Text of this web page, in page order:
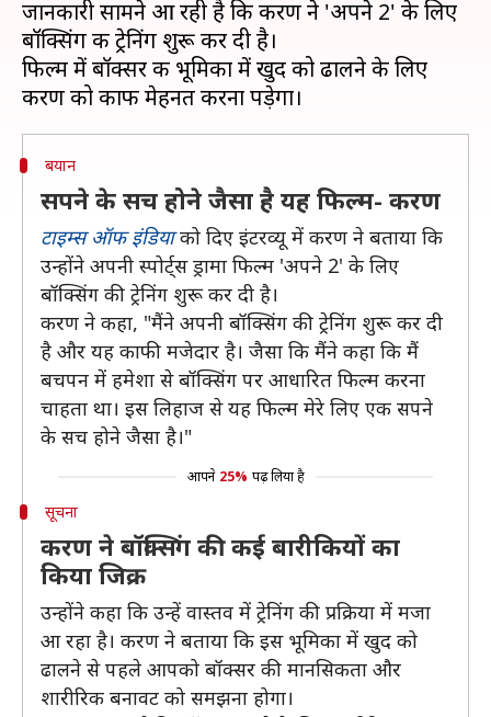
जानकारी सामने आ रही है कि करण ने 'अपने 2' के लिए
बॉक्सिंग की ट्रेनिंग शुरू कर दी है।
फिल्म में बॉक्सर की भूमिका में खुद को ढालने के लिए
बयान
सपने के सच होने जैसा है यह फिल्म- करण
टाइम्स ऑफ इंडियाको दिए इंटरव्यू में करण ने बताया कि
उन्होंने अपनी स्पोर्ट्स ड्रामा फिल्म 'अपने 2' के लिए
बॉक्सिंग की ट्रेनिंग शुरू कर दी है।
करण ने कहा, "मैंने अपनी बॉक्सिंग की ट्रेनिंग शुरू कर दी
है और यह काफी मजेदार है। जैसा कि मैंने कहा कि मैं
बचपन में हमेशा से बॉक्सिंग पर आधारित फिल्म करना
चाहता था। इस लिहाज से यह फिल्म मेरे लिए एक सपने
के सच होने जैसा है।"
आपने 25% पढ़ लिया है
सूचना
करण ने बॉक्सिंग की कई बारीकियों का
किया जिक्र
उन्होंने कहा कि उन्हें वास्तव में ट्रेनिंग की प्रक्रिया में मजा
आ रहा है। करण ने बताया कि इस भूमिका में खुद को
ढालने से पहले आपको बॉक्सर की मानसिकता और
शारीरिक बनावट को समझना होगा।